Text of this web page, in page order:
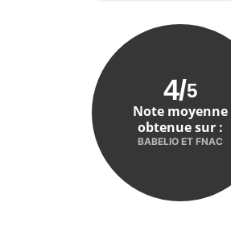
4/5
Note moyenne
obtenue sur :
BABELIO ET FNAC